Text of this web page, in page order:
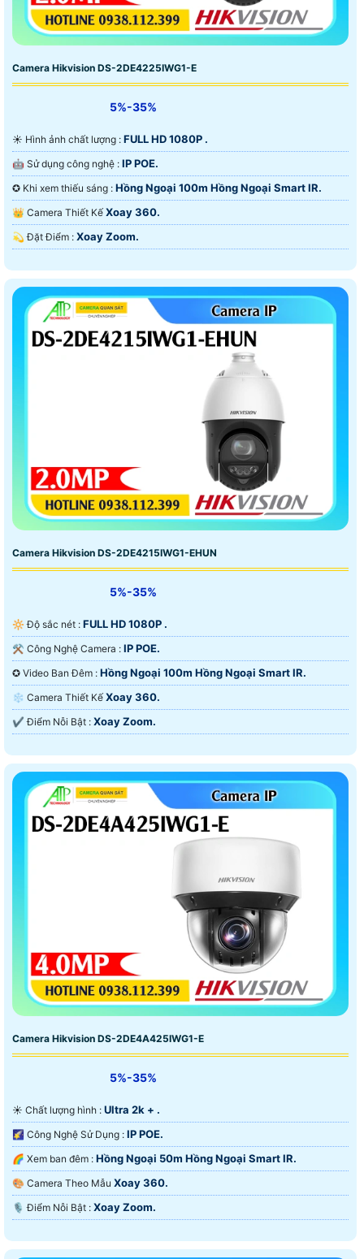
Camera Hikvision DS-2DE4225IWG1-E
5%-35%
☀️ Hình ảnh chất lượng : FULL HD 1080P .
🤖️ Sử dụng công nghệ : IP POE.
✪ Khi xem thiếu sáng : Hồng Ngoại 100m Hồng Ngoại Smart IR.
👑 Camera Thiết Kế Xoay 360.
️💫 Đặt Điểm : Xoay Zoom.
Camera Hikvision DS-2DE4215IWG1-EHUN
5%-35%
🔆 Độ sắc nét : FULL HD 1080P .
⚒ Công Nghệ Camera : IP POE.
✪ Video Ban Đêm : Hồng Ngoại 100m Hồng Ngoại Smart IR.
❄ Camera Thiết Kế Xoay 360.
️✔️ Điểm Nỗi Bật : Xoay Zoom.
Camera Hikvision DS-2DE4A425IWG1-E
5%-35%
☀️ Chất lượng hình : Ultra 2k + .
🌠 Công Nghệ Sử Dụng : IP POE.
🌈 Xem ban đêm : Hồng Ngoại 50m Hồng Ngoại Smart IR.
🎨 Camera Theo Mẫu Xoay 360.
️🎙 Điểm Nỗi Bật : Xoay Zoom.